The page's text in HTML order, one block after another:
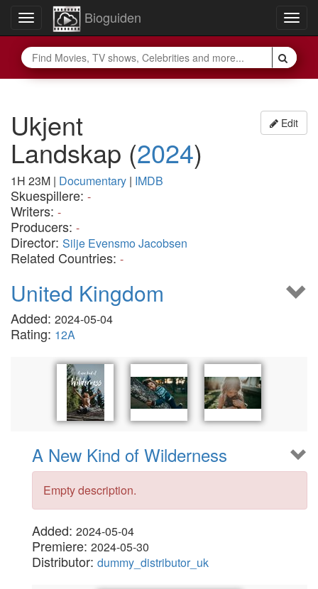
Toggle
navigation
Bioguiden
Edit
Ukjent
Landskap (2024)
1H 23M | Documentary | IMDB
Skuespillere: -
Writers: -
Producers: -
Director: Silje Evensmo Jacobsen
Related Countries: -
United Kingdom
Added: 2024-05-04
Rating: 12A
A New Kind of Wilderness
Empty description.
Added: 2024-05-04
Premiere: 2024-05-30
Distributor: dummy_distributor_uk